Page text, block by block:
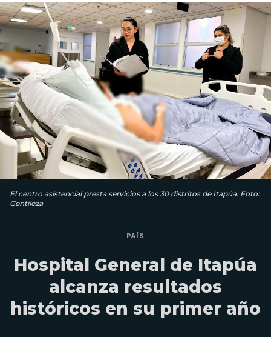
El centro asistencial presta servicios a los 30 distritos de Itapúa. Foto:
Gentileza
PAÍS
Hospital General de Itapúa
alcanza resultados
históricos en su primer año